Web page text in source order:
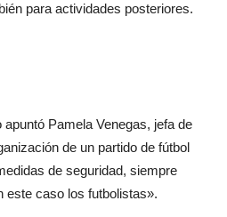
para actividades posteriores.
Pamela Venegas, jefa de
de un partido de fútbol
de seguridad, siempre
este caso los futbolistas».